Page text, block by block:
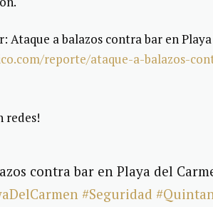
Ataque a balazos contra bar en
reporte/ataque-a-balazos-
redes!
contra bar en Playa del
#Seguridad